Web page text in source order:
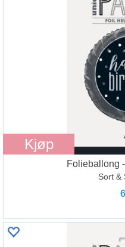
Kjøp
Folieballong
Sort &